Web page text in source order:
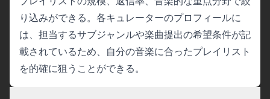
り込みができる。各キュレーターのプロフィールに
は、担当するサブジャンルや楽曲提出の希望条件が記
載されているため、自分の音楽に合ったプレイリスト
を的確に狙うことができる。